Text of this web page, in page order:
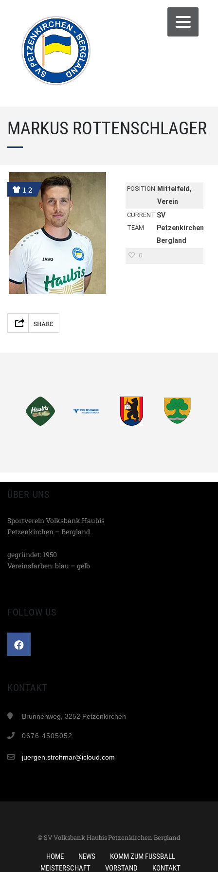
MARKUS ROTTENSCHLAGER
12 POSITION Mittelfeld,
Verein
CURRENT
TEAM
SV
Petzenkirchen
Bergland
0
SHARE
ÜBER UNS
Sportverein Volksbank Haubis
Petzenkirchen – Bergland
gegründet: 1950
Vereinsfarben: blau – gelb
FOLLOW US
KONTAKT
Brunnenweg, 3252 Petzenkirchen
0676 4505052
juergen.strohmar@icloud.com
© SV Volksbank Haubis Petzenkirchen Bergland
HOME NEWS
KOMM ZUM FUSSBALL
MEISTERSCHAFT
VORSTAND KONTAKT